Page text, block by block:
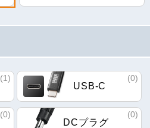
(1)
USB-C
(0)
(0)
DCプラグ
(0)